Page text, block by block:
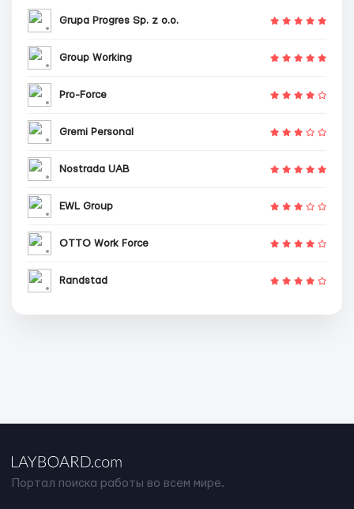
Grupa Progres Sp. z o.o.
Group Working
Pro-Force
Gremi Personal
Nostrada UAB
EWL Group
OTTO Work Force
Randstad
Портал поиска работы во всем мире.